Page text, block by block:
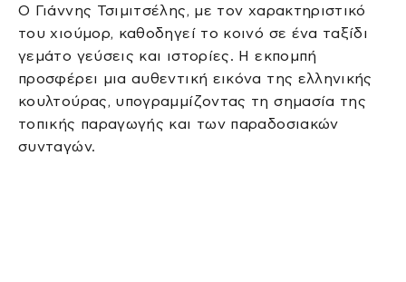
Ο Γιάννης Τσιμιτσέλης, με τον χαρακτηριστικό
του χιούμορ, καθοδηγεί το κοινό σε ένα ταξίδι
γεμάτο γεύσεις και ιστορίες. Η εκπομπή
προσφέρει μια αυθεντική εικόνα της ελληνικής
κουλτούρας, υπογραμμίζοντας τη σημασία της
τοπικής παραγωγής και των παραδοσιακών
συνταγών.